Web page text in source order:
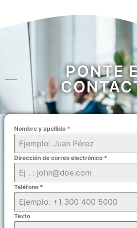
PONTE
Nombre y apellido *
Dirección de correo electrónico *
Teléfono *
Texto